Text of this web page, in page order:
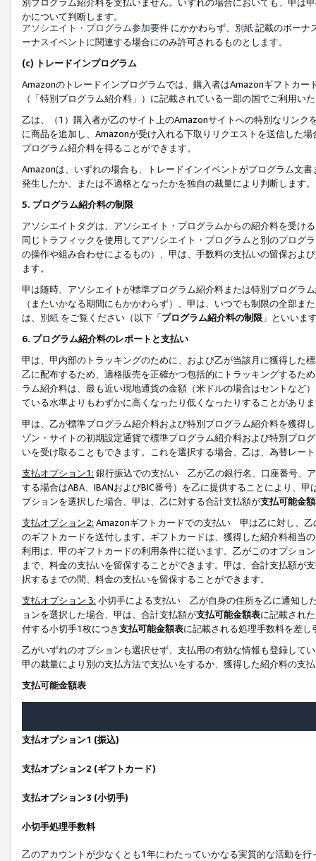
かについて判断します。
アソシエイト・プログラム参加要件 にかかわらず、 別紙記載のボーナ
ーナスイベントに関連する場合にのみ許可されるものとします。
(c) トレードインプログラム
Amazonのトレードインプログラムでは、購入者はAmazonギフトカ
（「特別プログラム紹介料」）に記載されている一部の国でご利用い
乙は、（1）購入者が乙のサイト上のAmazonサイトへの特別なリン
に商品を追加し、Amazonが受け入れる下取りリクエストを送信した
プログラム紹介料を得ることができます。
Amazonは、いずれの場合も、トレードインイベントがプログラム文
発生したか、または不適格となったかを独自の裁量により判断します。
5. プログラム紹介料の制限
アソシエイトタグは、アソシエイト・プログラムからの紹介料を受け
同じトラフィックを使用してアソシエイト・プログラムと別のプログ
の操作や組み合わせによるもの）、甲は、手数料の支払いの留保およ
ます。
甲は随時、アソシエイトが標準プログラム紹介料または特別プログラ
（またいかなる期間にもかかわらず）、甲は、いつでも制限の全部
は、 別紙 をご覧ください（以下「プログラム紹介料の制限 」といいま
6. プログラム紹介料のレポートと支払い
甲は、甲内部のトラッキングのために、および乙が当該月に獲得した
乙に配布するため、適格販売を正確かつ包括的にトラッキングするた
ラム紹介料は、最も近い現地通貨の金額（米ドルの場合はセントなど
ている水準よりもわずかに高くなったり低くなったりすることがあり
甲は、乙が標準プログラム紹介料および特別プログラム紹介料を獲得
ゾン・サイトの初期設定通貨で標準プログラム紹介料および特別プロ
いを受け取ることもできます。これを選択する場合、乙は、為替レー
支払オプション1: 銀行振込での支払い 乙が乙の銀行名、口座番号、
する場合はABA、IBANおよびBIC番号）を乙に提供することにより、
プションを選択した場合、甲は、乙に対する合計支払額が支払可能金
支払オプション2: Amazonギフトカードでの支払い 甲は乙に対し、乙
のギフトカードを送付します。ギフトカードは、獲得した紹介料相当
利用は、甲のギフトカードの利用条件に従います。乙がこのオプショ
まで、料金の支払いを留保することができます。甲は、合計支払額が
択するまでの間、料金の支払いを留保することができます。
支払オプション 3: 小切手による支払い 乙が自身の住所を乙に通知し
ョンを選択した場合、甲は、合計支払額が支払可能金額表に記載され
付する小切手1枚につき支払可能金額表に記載される処理手数料を差し
乙がいずれのオプションも選択せず、支払用の有効な情報も登録して
甲の裁量により別の支払方法で支払いをするか、獲得した紹介料の支
支払可能金額表
支払オプション1 (振込)
支払オプション2 (ギフトカード)
支払オプション3 (小切手)
小切手処理手数料
乙のアカウントが少なくとも1年にわたっていかなる実質的な活動を